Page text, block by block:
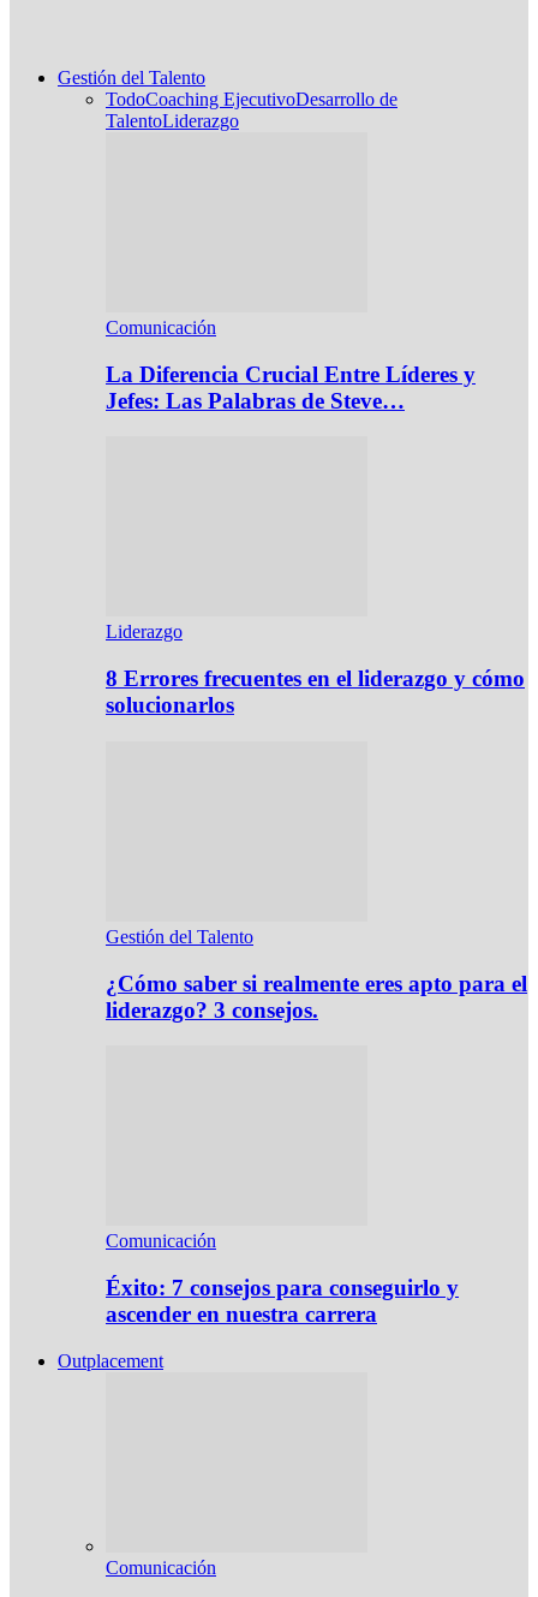
Gestión del Talento
TodoCoaching EjecutivoDesarrollo de
TalentoLiderazgo
Comunicación
La Diferencia Crucial Entre Líderes y
Jefes: Las Palabras de Steve…
Liderazgo
8 Errores frecuentes en el liderazgo y cómo
solucionarlos
Gestión del Talento
¿Cómo saber si realmente eres apto para el
liderazgo? 3 consejos.
Comunicación
Éxito: 7 consejos para conseguirlo y
ascender en nuestra carrera
Outplacement
Comunicación